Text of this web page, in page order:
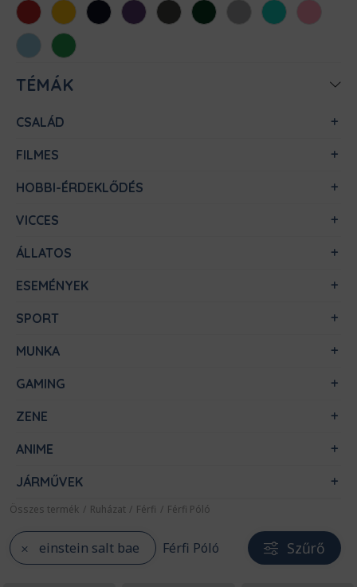
Piros SárgaSötétkékSötétlilaSötétszürke
SötétzöldSportszürke
Türkiz
Világos
rózsaszín
Világoskék
Zöld
TÉMÁK
CSALÁD
FILMES
HOBBI-ÉRDEKLŐDÉS
VICCES
ÁLLATOS
ESEMÉNYEK
SPORT
MUNKA
GAMING
ZENE
ANIME
JÁRMŰVEK
Összes termék / Ruházat / Férfi / Férfi Póló
einstein salt bae Férfi Póló Szűrő